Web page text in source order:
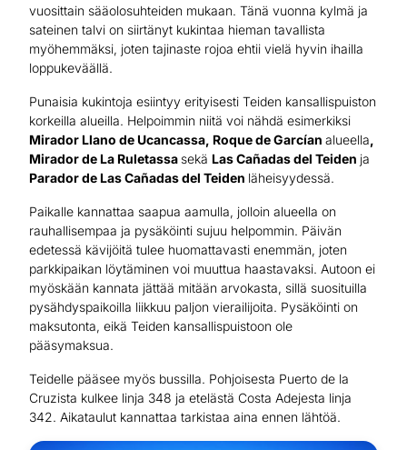
vuosittain sääolosuhteiden mukaan. Tänä vuonna kylmä ja
sateinen talvi on siirtänyt kukintaa hieman tavallista
myöhemmäksi, joten tajinaste rojoa ehtii vielä hyvin ihailla
loppukeväällä.
Punaisia kukintoja esiintyy erityisesti Teiden kansallispuiston
korkeilla alueilla. Helpoimmin niitä voi nähdä esimerkiksi
Mirador Llano de Ucancassa, Roque de Garcían alueella,
Mirador de La Ruletassa sekä Las Cañadas del Teiden ja
Parador de Las Cañadas del Teiden läheisyydessä.
Paikalle kannattaa saapua aamulla, jolloin alueella on
rauhallisempaa ja pysäköinti sujuu helpommin. Päivän
edetessä kävijöitä tulee huomattavasti enemmän, joten
parkkipaikan löytäminen voi muuttua haastavaksi. Autoon ei
myöskään kannata jättää mitään arvokasta, sillä suosituilla
pysähdyspaikoilla liikkuu paljon vierailijoita. Pysäköinti on
maksutonta, eikä Teiden kansallispuistoon ole
pääsymaksua.
Teidelle pääsee myös bussilla. Pohjoisesta Puerto de la
Cruzista kulkee linja 348 ja etelästä Costa Adejesta linja
342. Aikataulut kannattaa tarkistaa aina ennen lähtöä.